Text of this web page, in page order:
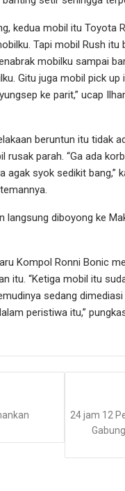
kedua mobil itu Toyota
Tapi mobil Rush itu
mobilku sampai
Gitu juga mobil pick up
ke parit,” ucap
beruntun itu tidak
rusak parah. “Ga ada
agak syok sedikit bang,”
langsung diboyong ke
Kompol Ronni Bonic
itu. “Ketiga mobil itu
sedang dimediasi
peristiwa itu,”
24 jam 12